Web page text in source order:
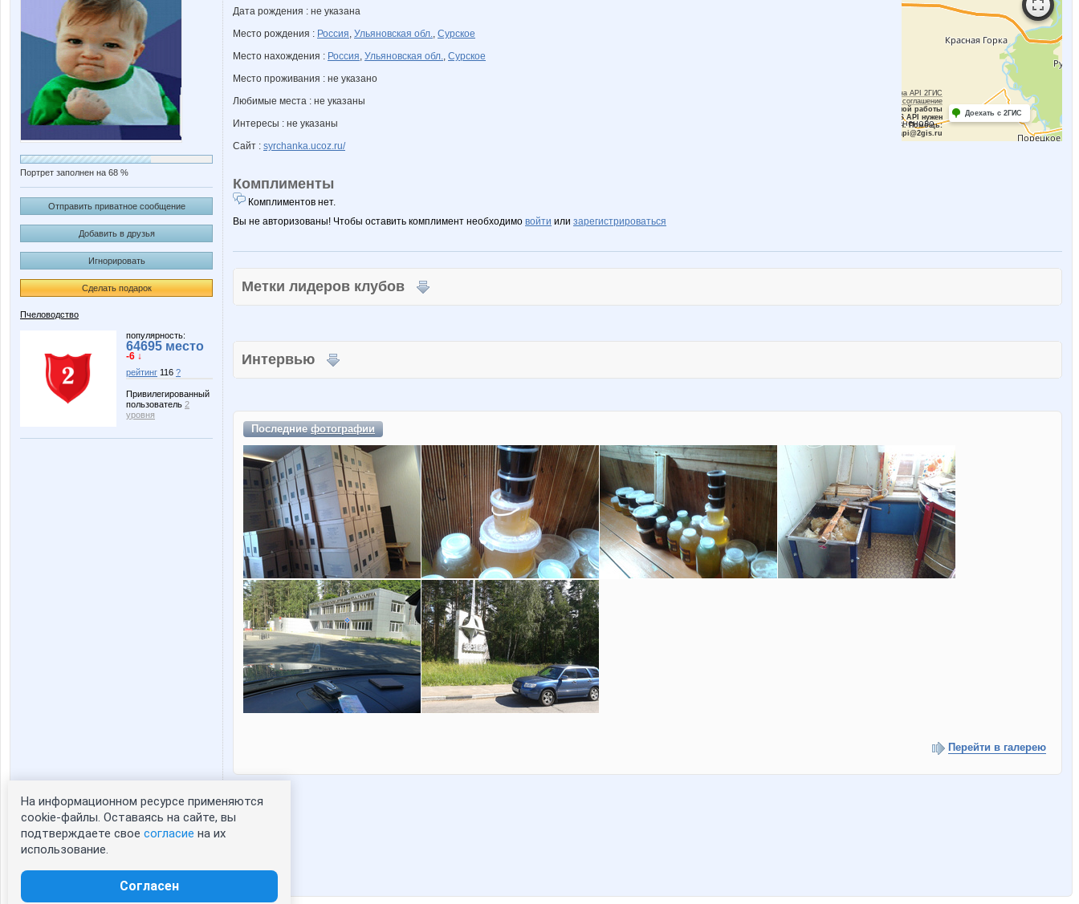
Портрет заполнен на 68 %
Отправить приватное сообщение
Добавить в друзья
Игнорировать
Сделать подарок
Пчеловодство
популярность:
64695 место
-6 ↓
рейтинг 116 ?
Привилегированный
пользователь 2
уровня
Статистика портрета:
сейчас просматривают портрет - 0
зарегистрированные пользователи
Работает на API 2ГИС
Лицензионное соглашение
Для корректной работы
Raster JS API нужен
ключ. Помощь:
api@2gis.ru
Доехать с 2ГИС
Дата рождения : не указана
Место рождения : Россия, Ульяновская обл., Сурское
Место нахождения : Россия, Ульяновская обл., Сурское
Место проживания : не указано
Любимые места : не указаны
Интересы : не указаны
Сайт : syrchanka.ucoz.ru/
Комплименты
Комплиментов нет.
Вы не авторизованы! Чтобы оставить комплимент необходимо войти или зарегистрироваться
Метки лидеров клубов
Интервью
Последниефотографии
Перейти в галерею
На информационном ресурсе применяются
cookie-файлы. Оставаясь на сайте, вы
подтверждаете свое согласие на их
использование.
Согласен